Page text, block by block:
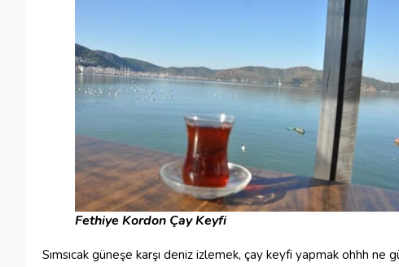
Fethiye Kordon Çay Keyfi
Sımsıcak güneşe karşı deniz izlemek, çay keyfi yapmak ohhh ne